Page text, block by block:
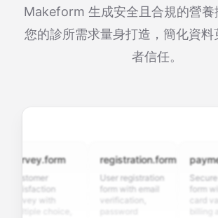
Makeform 生成安全且合規的營養
您的診所需求量身打造，簡化資料
者信任。
with
registration.form
User registration
form with email
verification,
Secure
form with
card